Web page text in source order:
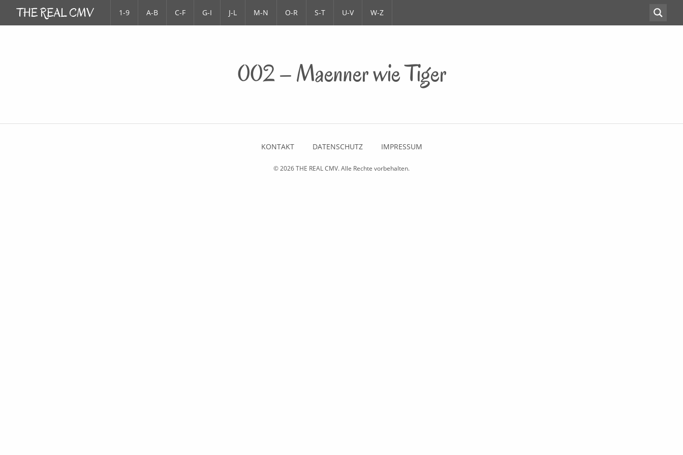
1-9 A-B C-F G-I J-L M-N O-R S-T U-V W-Z
002 – Maenner wie Tiger
KONTAKT DATENSCHUTZ IMPRESSUM
© 2026THE REAL CMV. Alle Rechte vorbehalten.